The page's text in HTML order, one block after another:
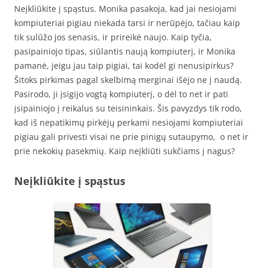
Neįkliūkite į spąstus. Monika pasakoja, kad jai nesiojami
kompiuteriai pigiau niekada tarsi ir nerūpėjo, tačiau kaip
tik sulūžo jos senasis, ir prireikė naujo. Kaip tyčia,
pasipainiojo tipas, siūlantis naują kompiuterį, ir Monika
pamanė, jeigu jau taip pigiai, tai kodėl gi nenusipirkus?
Šitoks pirkimas pagal skelbimą merginai išėjo ne į naudą.
Pasirodo, ji įsigijo vogtą kompiuterį, o dėl to net ir pati
įsipainiojo į reikalus su teisininkais. Šis pavyzdys tik rodo,
kad iš nepatikimų pirkėjų perkami nesiojami kompiuteriai
pigiau gali privesti visai ne prie pinigų sutaupymo, o net ir
prie nekokių pasekmių. Kaip neįkliūti sukčiams į nagus?
Neįkliūkite į spąstus